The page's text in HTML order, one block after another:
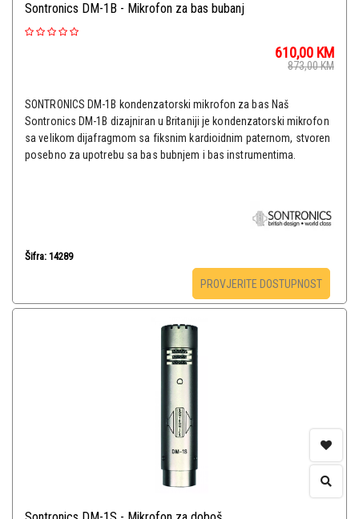
Sontronics DM-1B - Mikrofon za bas bubanj
610,00 KM
873,00KM
SONTRONICS DM-1B kondenzatorski mikrofon za bas Naš
Sontronics DM-1B dizajniran u Britaniji je kondenzatorski mikrofon
sa velikom dijafragmom sa fiksnim kardioidnim paternom, stvoren
posebno za upotrebu sa bas bubnjem i bas instrumentima.
Šifra: 14289
PROVJERITE DOSTUPNOST